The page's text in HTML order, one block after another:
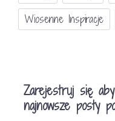
Wiosenne Inspiracje
Zarejestruj się
najnowsze posty